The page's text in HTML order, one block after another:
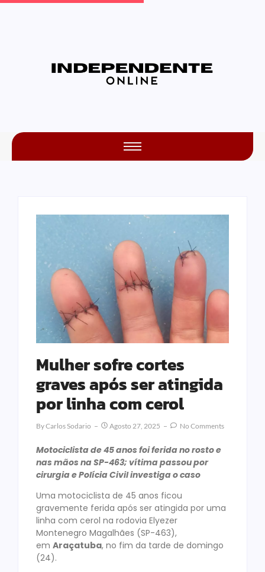
Mulher sofre cortes
graves após ser atingida
por linha com cerol
ByCarlos Sodario Agosto 27, 2025 No Comments
Motociclista de 45 anos foi ferida no rosto e
nas mãos na SP-463; vítima passou por
cirurgia e Polícia Civil investiga o caso
Uma motociclista de 45 anos ficou
gravemente ferida após ser atingida por uma
linha com cerol na rodovia Elyezer
Montenegro Magalhães (SP-463),
em Araçatuba, no fim da tarde de domingo
(24).